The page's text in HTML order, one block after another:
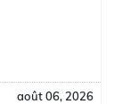
août 06, 2026